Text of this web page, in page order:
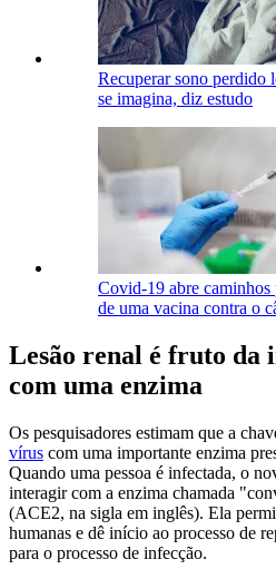
Recuperar sono perdido
se imagina, diz estudo
Covid-19 abre
de uma vacina contra o
Lesão renal é fruto da
com uma enzima
Os pesquisadores estimam que a
vírus com uma importante enzima
Quando uma pessoa é infectada, o
interagir com a enzima chamada
(ACE2, na sigla em inglês). Ela
humanas e dê início ao processo de
para o processo de infecção.